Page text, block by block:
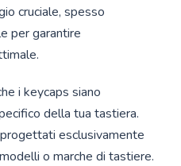
cruciale, spesso
per garantire
i keycaps siano
della tua tastiera.
esclusivamente
o marche di tastiere.